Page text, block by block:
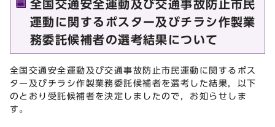
全国交通安全運動及び交通事故防止市民
運動に関するポスター及びチラシ作製業
務委託候補者の選考結果について
全国交通安全運動及び交通事故防止市民運動に関するポス
ター及びチラシ作製業務委託候補者を選考した結果，以下
のとおり受託候補者を決定しましたので，お知らせしま
す。